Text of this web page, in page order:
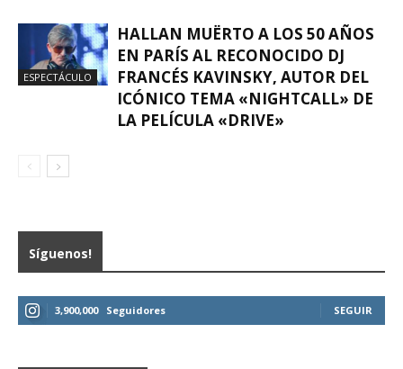
ESPECTÁCULO
HALLAN MUËRTO A LOS 50 AÑOS
EN PARÍS AL RECONOCIDO DJ
FRANCÉS KAVINSKY, AUTOR DEL
ICÓNICO TEMA «NIGHTCALL» DE
LA PELÍCULA «DRIVE»
Síguenos!
3,900,000 Seguidores SEGUIR